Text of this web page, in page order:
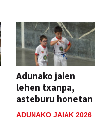
Adunako jaien
lehen txanpa,
asteburu honetan
ADUNAKO JAIAK 2026